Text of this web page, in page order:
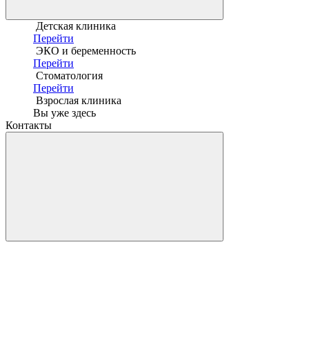
Детская клиника
Перейти
ЭКО и беременность
Перейти
Стоматология
Перейти
Взрослая клиника
Вы уже здесь
Контакты